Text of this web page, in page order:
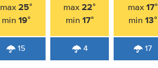
max 25°
min 19°
15
max22°
min 17°
4
max17°
min13°
17